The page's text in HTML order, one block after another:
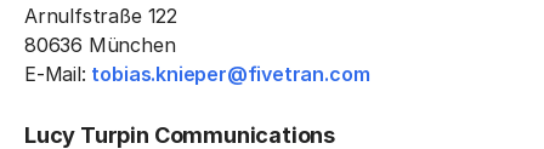
Arnulfstraße 122
80636 München
E-Mail: tobias.knieper@fivetran.com
Lucy Turpin Communications